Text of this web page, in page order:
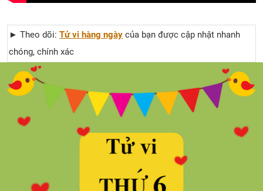
► Theo dõi: Tử vi hàng ngày của bạn được cập nhật nhanh
chóng, chính xác